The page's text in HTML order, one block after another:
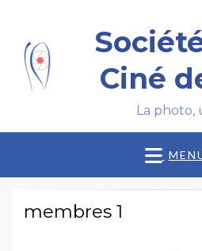
Ciné
La photo,
membres 1